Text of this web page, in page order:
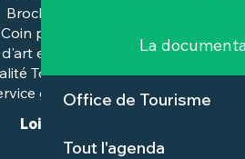
La
Office de Tourisme
Tout l'agenda
Brochures
Coin presse
et d'histoire
Tourisme™
groupes
Loire-Atlantique